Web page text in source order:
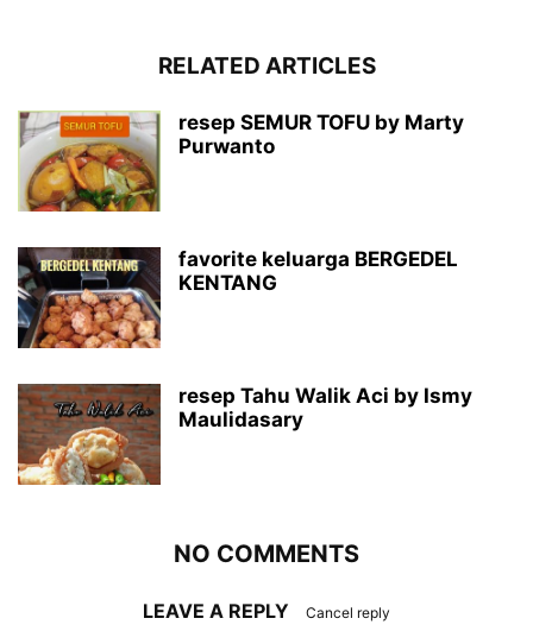
RELATED ARTICLES
resep SEMUR TOFU by Marty
Purwanto
favorite keluarga BERGEDEL
KENTANG
resep Tahu Walik Aci by Ismy
Maulidasary
NO COMMENTS
LEAVE A REPLY Cancel reply